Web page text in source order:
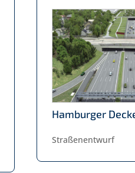
Hamburger
Straßenentwurf